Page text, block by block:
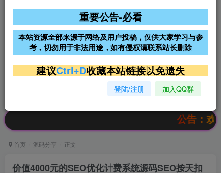
阿里云2核2G200M服务器68元/
年
雨云高防免备案服务器
超低价文字广告位招租 超低价文字广告位招租
超低价文字广告位招租
公告：欢迎访问
首页 源码分享 正文
价值4000元的SEO优化计费系统源码SEO按天扣
重要公告-必看
本站资源全部来源于网络及用户投稿，仅供大家学习与参
考，切勿用于非法用途，如有侵权请联系站长删除
建议Ctrl+D收藏本站链接以免遗失
登陆/注册 加入QQ群